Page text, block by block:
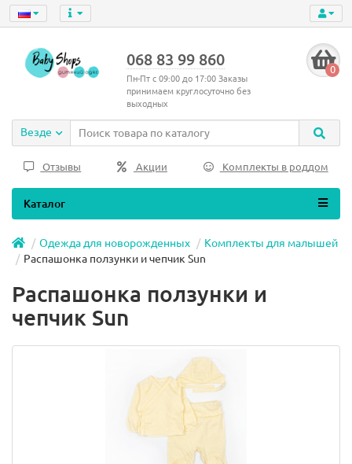
068 83 99 860
Пн-Пт с 09:00 до 17:00 Заказы
принимаем круглосуточно без
выходных
0
Везде
Отзывы Акции Комплекты в роддом
Каталог
Одежда для новорожденных
Комплекты для малышей
Распашонка ползунки и чепчик Sun
Распашонка ползунки и
чепчик Sun